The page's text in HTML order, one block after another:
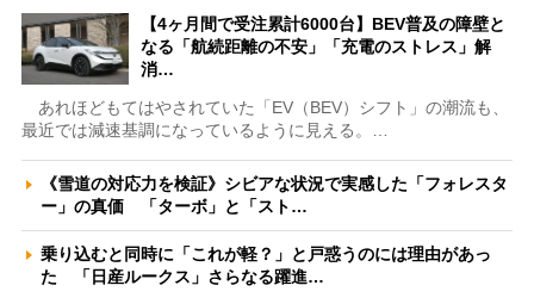
【4ヶ月間で受注累計6000台】BEV普及の障壁と
なる「航続距離の不安」「充電のストレス」解
消…
あれほどもてはやされていた「EV（BEV）シフト」の潮流も、
最近では減速基調になっているように見える。…
《雪道の対応力を検証》シビアな状況で実感した「フォレスタ
ー」の真価 「ターボ」と「スト…
乗り込むと同時に「これが軽？」と戸惑うのには理由があっ
た 「日産ルークス」さらなる躍進…